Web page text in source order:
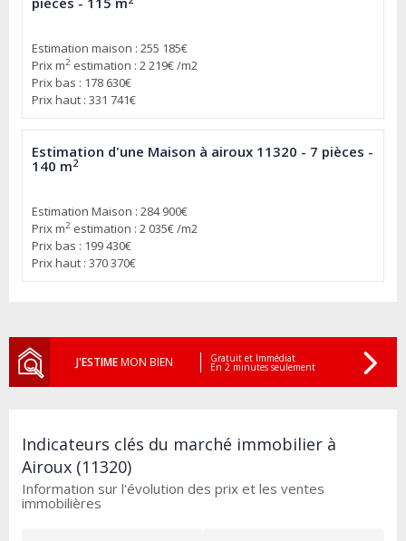
Estimation maison : 255 185€
Prix m2 estimation : 2 219€ /m2
Prix bas : 178 630€
Prix haut : 331 741€
Estimation d'une Maison à airoux 11320 - 7 pièces -
140 m2
Estimation Maison : 284 900€
Prix m2 estimation : 2 035€ /m2
Prix bas : 199 430€
Prix haut : 370 370€
J'ESTIMEMON BIEN Gratuit et Immédiat
En 2 minutes seulement
Indicateurs clés du marché immobilier à
Airoux (11320)
Information sur l'évolution des prix et les ventes
immobilières